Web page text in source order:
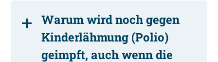
Warum wird noch gegen
Kinderlähmung (Polio)
geimpft, auch wenn die